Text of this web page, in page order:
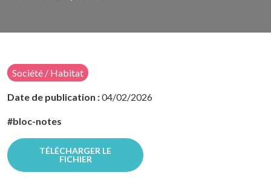
Société / Habitat
Date de publication :04/02/2026
#bloc-notes
TÉLÉCHARGER LE
FICHIER